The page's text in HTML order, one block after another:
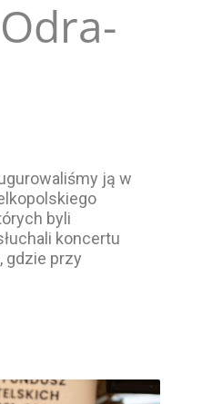
ją w
byli
koncertu
gdzie przy